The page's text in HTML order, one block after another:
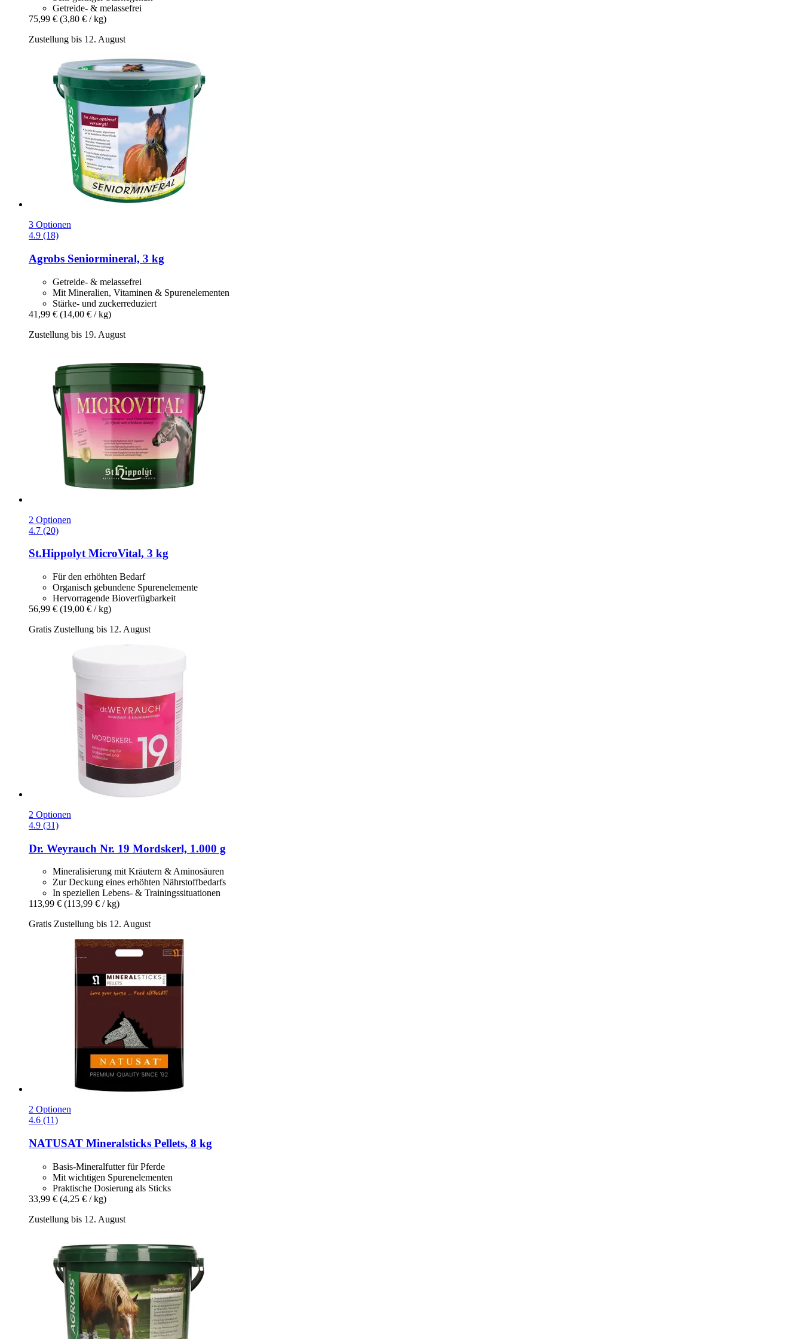
Getreide- & melassefrei
75,99 € (3,80 € / kg)
Zustellung bis 12. August
3 Optionen
4.9 (18)
Agrobs Seniormineral, 3 kg
Getreide- & melassefrei
Mit Mineralien, Vitaminen & Spurenelementen
Stärke- und zuckerreduziert
41,99 € (14,00 € / kg)
Zustellung bis 19. August
2 Optionen
4.7 (20)
St.HippolytMicroVital, 3 kg
Für den erhöhten Bedarf
Organisch gebundene Spurenelemente
Hervorragende Bioverfügbarkeit
56,99 € (19,00 € / kg)
Gratis Zustellung bis 12. August
2 Optionen
4.9 (31)
Dr. Weyrauch Nr. 19 Mordskerl, 1.000 g
Mineralisierung mit Kräutern & Aminosäuren
Zur Deckung eines erhöhten Nährstoffbedarfs
In speziellen Lebens- & Trainingssituationen
113,99 € (113,99 € / kg)
Gratis Zustellung bis 12. August
2 Optionen
4.6 (11)
NATUSAT Mineralsticks Pellets, 8 kg
Basis-Mineralfutter für Pferde
Mit wichtigen Spurenelementen
Praktische Dosierung als Sticks
33,99 € (4,25 € / kg)
Zustellung bis 12. August